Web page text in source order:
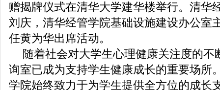
赠揭牌仪式在清华大学建华楼举行。清华
刘庆，清华经管学院基础设施建设办公室
任黄为华出席活动。
随着社会对大学生心理健康关注度的不
询室已成为支持学生健康成长的重要场所
学院始终致力于为学生提供全方位的成长